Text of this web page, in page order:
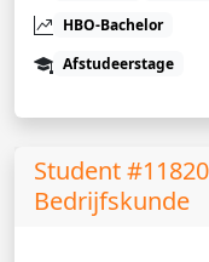
HBO-Bachelor
Afstudeerstage
Student
Bedrijfskunde